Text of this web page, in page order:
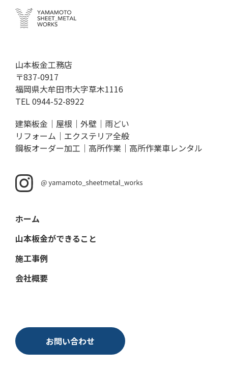
山本板金工務店
〒837-0917
福岡県大牟田市大字草木1116
TEL0944-52-8922
建築板金｜屋根｜外壁｜雨どい
リフォーム｜エクステリア全般
鋼板オーダー加工｜高所作業｜高所作業車レンタル
ホーム
山本板金ができること
施工事例
会社概要
お問い合わせ